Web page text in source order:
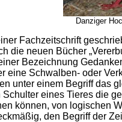
Danziger
Fachzeitschrift
neuen Bücher
Bezeichnung
eine Schwalben- oder
unter einem Begriff das
eines Tieres die
können, von logischen
den Begriff der